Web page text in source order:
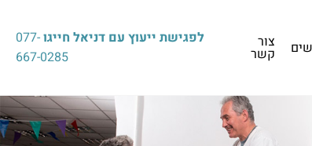
צור
קשר
לפגישת ייעוץ עם דניאל חייגו077-
667-0285